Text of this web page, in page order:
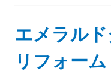
エメラル
リフォーム